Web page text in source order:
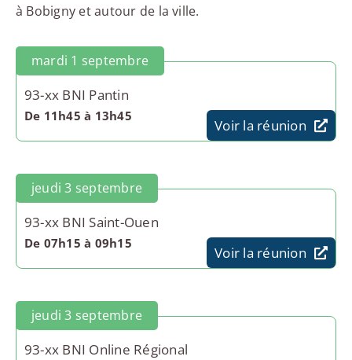
à Bobigny et autour de la ville.
mardi 1 septembre
93-xx BNI Pantin
De 11h45 à 13h45
Voir la réunion
jeudi 3 septembre
93-xx BNI Saint-Ouen
De 07h15 à 09h15
Voir la réunion
jeudi 3 septembre
93-xx BNI Online Régional